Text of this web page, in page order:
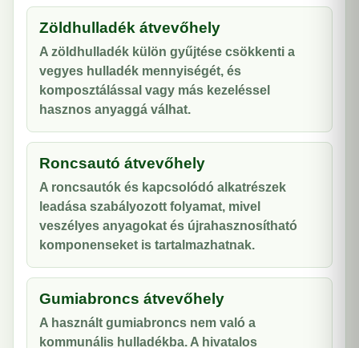
Zöldhulladék átvevőhely
A zöldhulladék külön gyűjtése csökkenti a
vegyes hulladék mennyiségét, és
komposztálással vagy más kezeléssel
hasznos anyaggá válhat.
Roncsautó átvevőhely
A roncsautók és kapcsolódó alkatrészek
leadása szabályozott folyamat, mivel
veszélyes anyagokat és újrahasznosítható
komponenseket is tartalmazhatnak.
Gumiabroncs átvevőhely
A használt gumiabroncs nem való a
kommunális hulladékba. A hivatalos